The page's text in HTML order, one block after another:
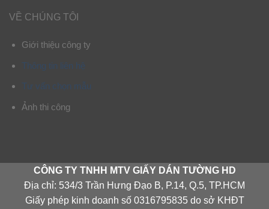
VỀ CHÚNG TÔI
Giới thiệu công ty
Thông tin liên hệ
Tư vấn chọn mẫu
Ảnh thi công
CÔNG TY TNHH MTV GIẤY DÁN TƯỜNG HD
Địa chỉ: 534/3 Trần Hưng Đạo B, P.14, Q.5, TP.HCM
Giấy phép kinh doanh số 0316795835 do sở KHĐT